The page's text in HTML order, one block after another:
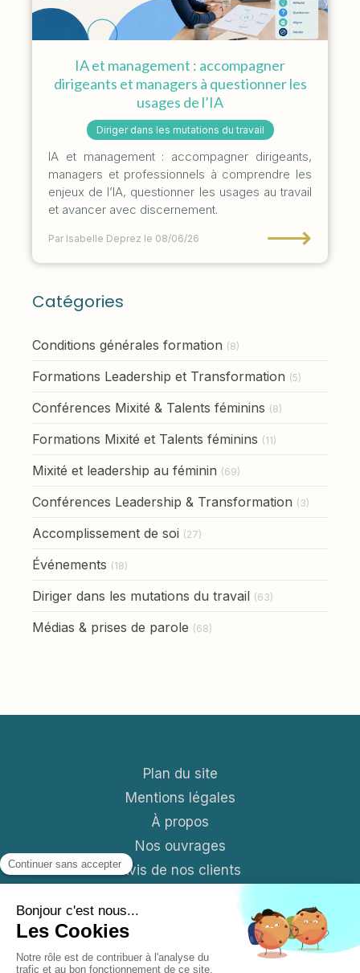
IA et management : accompagner
dirigeants et managers à questionner les
usages de l’IA
Diriger dans les mutations du travail
IA et management : accompagner dirigeants,
managers et professionnels à comprendre les
enjeux de l’IA, questionner les usages au travail
et avancer avec discernement.
Par Isabelle Deprez le 08/06/26 ⟶
Catégories
Conditions générales formation (8)
Formations Leadership et Transformation (5)
Conférences Mixité & Talents féminins (8)
Formations Mixité et Talents féminins (11)
Mixité et leadership au féminin (69)
Conférences Leadership & Transformation (3)
Accomplissement de soi (27)
Événements (18)
Diriger dans les mutations du travail (63)
Médias & prises de parole (68)
Plan du site
Mentions légales
À propos
Nos ouvrages
Avis de nos clients
S'abonner aux News mensuelles